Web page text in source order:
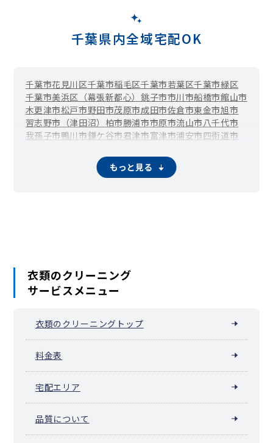
千葉県内全域宅配OK
千葉市花見川区千葉市稲毛区千葉市若葉区千葉市緑区
千葉市美浜区（幕張新都心） 銚子市市川市船橋市館山市
木更津市松戸市野田市茂原市成田市佐倉市東金市旭市
習志野市（津田沼） 柏市勝浦市市原市流山市 八千代市
我孫子市鴨川市鎌ケ谷市君津市富津市浦安市四街道市
いすみ市大網白里市酒々井町
九十九里町芝山町横芝光町
もっと見る
衣類のクリーニング
サービスメニュー
衣類のクリーニングトップ
料金表
宅配エリア
品質について